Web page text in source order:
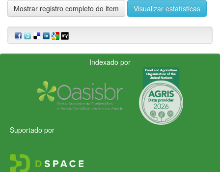
Mostrar registro completo do item Visualizar estatísticas
Indexado por
Suportado por